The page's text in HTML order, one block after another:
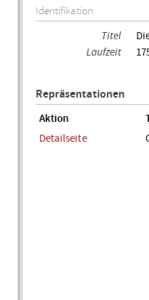
Identifikation
Titel
Laufzeit
Repräsentationen
Aktion
Detailseite